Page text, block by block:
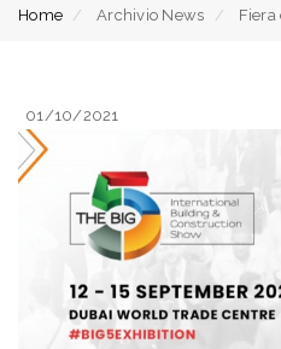
Home Archivio News Fiera
01/10/2021